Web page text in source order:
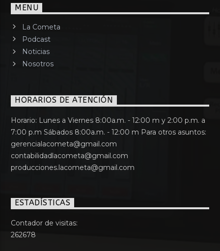
MENU
La Cometa
Podcast
Noticias
Nosotros
HORARIOS DE ATENCIÓN
Horario: Lunes a Viernes 8:00a.m. - 12:00 m y 2:00 p.m. a
7:00 p.m Sábados 8:00a.m. - 12:00 m Para otros asuntos:
gerencialacometa@gmail.com
contabilidadlacometa@gmail.com
producciones.lacometa@gmail.com
ESTADÍSTICAS
Contador de visitas:
262678